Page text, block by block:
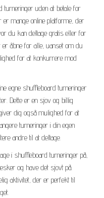
turneringer uden at betale for
er mange online platforme, der
du kan deltage gratis eller for
åbne for alle, uanset om du
for at konkurrere mod
egne shuffleboard turneringer
Dette er en sjov og billig
dig også mulighed for at
turneringer i din egen
andre til at deltage.
i shuffleboard turneringer på,
og have det sjovt på.
aktivitet, der er perfekt til